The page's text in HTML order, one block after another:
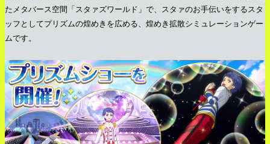
たメタバース空間「スタァズワールド」で、スタァのお手伝いをするスタ
ッフとしてプリズムの煌めきを広める、煌めき拡散シミュレーションゲー
ムです。